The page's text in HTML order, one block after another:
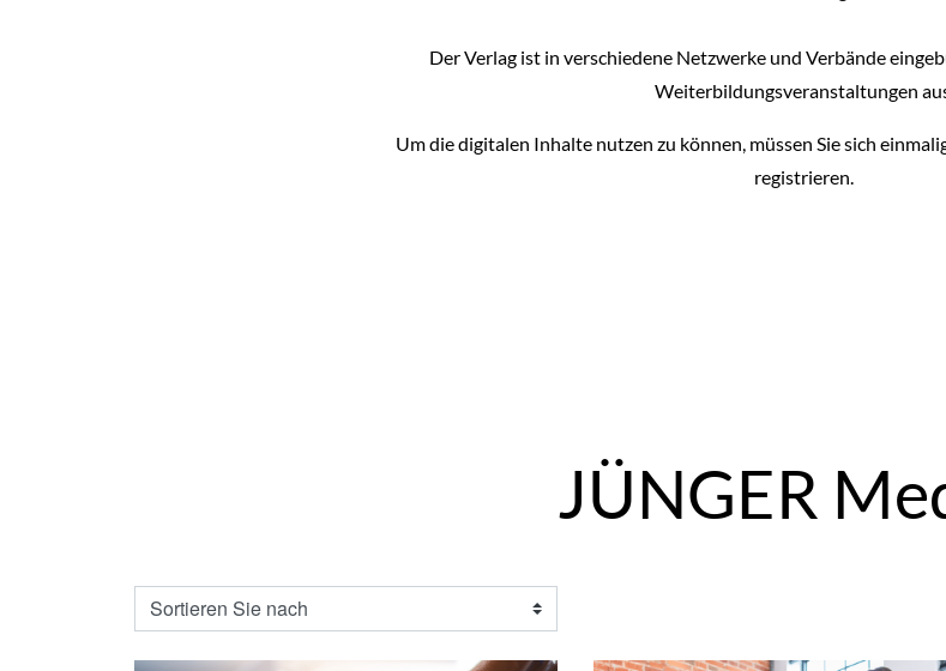
Der Verlag ist in verschiedene Netzwerke und Verbände
Weiterbildungsveranstaltungen
Um die digitalen Inhalte nutzen zu können, müssen Sie sich
registrieren.
JÜNGER